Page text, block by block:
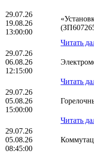
29.07.26
19.08.26
13:00:00
Читать
29.07.26
06.08.26
12:15:00
Читать
29.07.26
05.08.26
15:00:00
Читать
29.07.26
05.08.26
08:45:00